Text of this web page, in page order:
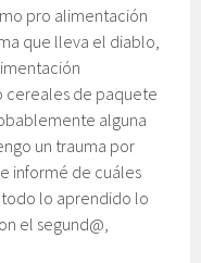
pro alimentación
que lleva el diablo,
cereales de paquete
alguna
un trauma por
informé de cuáles
lo aprendido lo
el segund@,